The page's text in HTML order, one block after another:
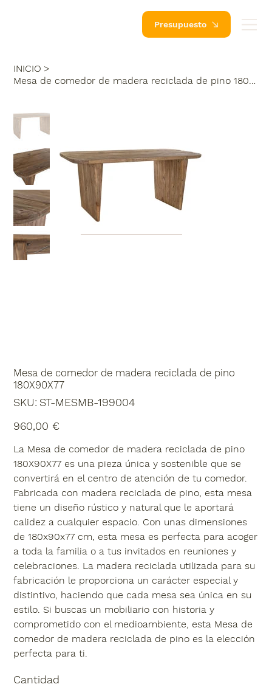
Presupuesto
INICIO >
Mesa de comedor de madera reciclada de pino
180X90X77
SKU: SKU
ST-
ST-MESMB-199004
960,00 €
La Mesa de comedor de madera reciclada de pino
180X90X77 es una pieza única y sostenible que se
convertirá en el centro de atención de tu comedor.
Fabricada con madera reciclada de pino, esta mesa
tiene un diseño rústico y natural que le aportará
calidez a cualquier espacio. Con unas dimensiones
de 180x90x77 cm, esta mesa es perfecta para acoger
a toda la familia o a tus invitados en reuniones y
celebraciones. La madera reciclada utilizada para su
fabricación le proporciona un carácter especial y
distintivo, haciendo que cada mesa sea única en su
estilo. Si buscas un mobiliario con historia y
comprometido con el medioambiente, esta Mesa de
comedor de madera reciclada de pino es la elección
perfecta para ti.
Cantidad